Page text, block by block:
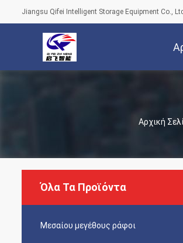
Jiangsu Qifei Intelligent Storage Equipment Co.,
Αρχική
Όλα Τα Προϊόντα
Μεσαίου μεγέθους ράφοι